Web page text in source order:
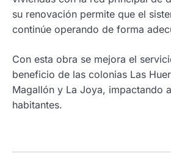
su renovación permite que el
continúe operando de forma
Con esta obra se mejora el
beneficio de las colonias Las
Magallón y La Joya, impactando
habitantes.